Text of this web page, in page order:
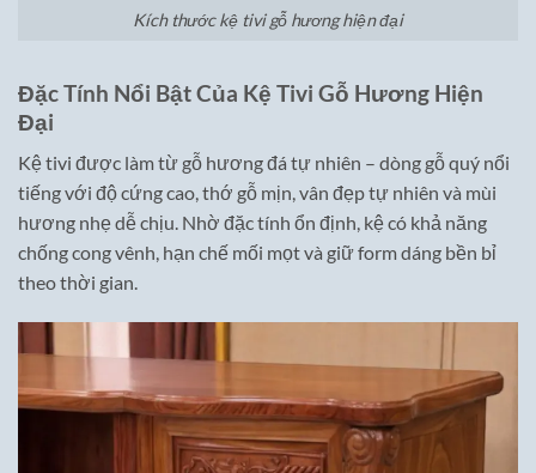
Kích thước kệ tivi gỗ hương hiện đại
Đặc Tính Nổi Bật Của Kệ Tivi Gỗ Hương Hiện
Đại
Kệ tivi được làm từ gỗ hương đá tự nhiên – dòng gỗ quý nổi
tiếng với độ cứng cao, thớ gỗ mịn, vân đẹp tự nhiên và mùi
hương nhẹ dễ chịu. Nhờ đặc tính ổn định, kệ có khả năng
chống cong vênh, hạn chế mối mọt và giữ form dáng bền bỉ
theo thời gian.